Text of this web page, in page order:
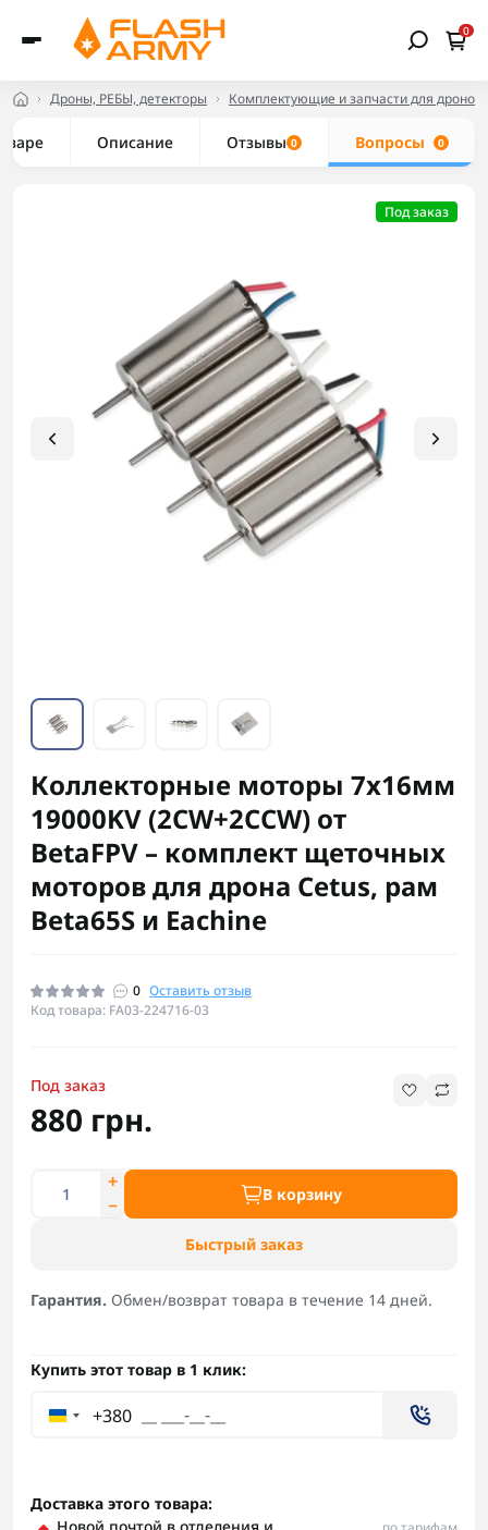
0
Дроны, РЕБЫ, детекторы Комплектующие и запчасти для дронов
Описание Отзывы 0 Вопросы 0
Под заказ
Коллекторные моторы 7x16мм
19000KV (2CW+2CCW) от
BetaFPV – комплект щеточных
моторов для дрона Cetus, рам
Beta65S и Eachine
0 Оставить отзыв
Код товара: FA03-224716-03
Под заказ
880 грн.
В корзину
Быстрый заказ
Гарантия. Обмен/возврат товара в течение 14 дней.
Купить этот товар в 1 клик:
+380
Доставка этого товара: